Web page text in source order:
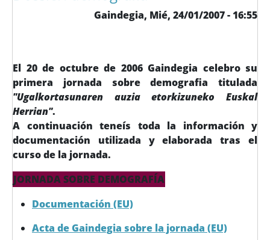
Gaindegia, Mié, 24/01/2007 - 16:55
El 20 de octubre de 2006 Gaindegia celebro su
primera jornada sobre demografia titulada
"Ugalkortasunaren auzia etorkizuneko Euskal
Herrian".
A continuación teneís toda la información y
documentación utilizada y elaborada tras el
curso de la jornada.
JORNADA SOBRE DEMOGRAFÍA
Documentación (EU)
Acta de Gaindegia sobre la jornada (EU)